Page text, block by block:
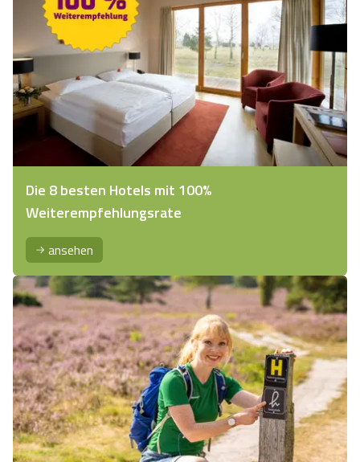
Die 8 besten Hotels mit 100%
Weiterempfehlungsrate
ansehen